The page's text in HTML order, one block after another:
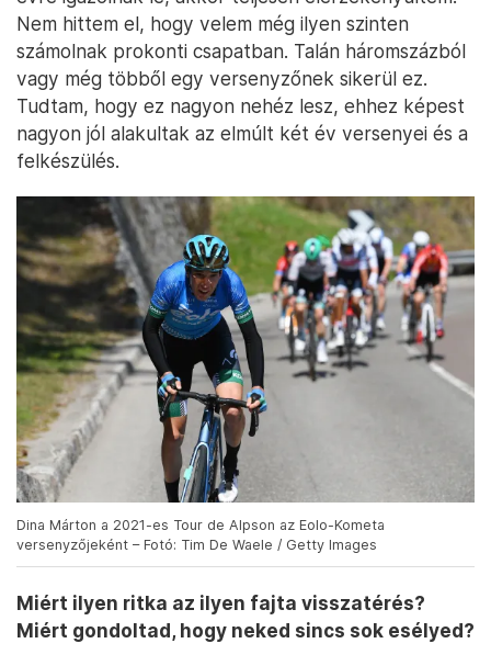
Nem hittem el, hogy velem még ilyen szinten
számolnak prokonti csapatban. Talán háromszázból
vagy még többől egy versenyzőnek sikerül ez.
Tudtam, hogy ez nagyon nehéz lesz, ehhez képest
nagyon jól alakultak az elmúlt két év versenyei és a
felkészülés.
Dina Márton a 2021-es Tour de Alpson az Eolo-Kometa
versenyzőjeként – Fotó: Tim De Waele / Getty Images
Miért ilyen ritka az ilyen fajta visszatérés?
Miért gondoltad, hogy neked sincs sok esélyed?